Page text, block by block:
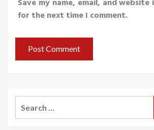
Save my name, email, and
for the next time I comment.
for: